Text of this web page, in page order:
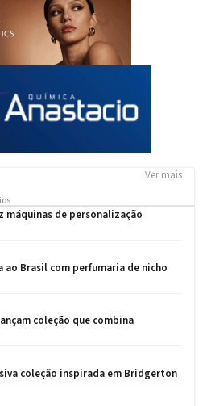
Ver mais